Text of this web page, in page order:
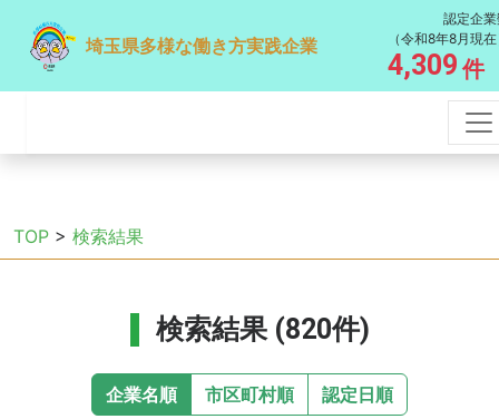
埼玉県多様な働き方実践企業
認定企
（令和8年8月現
4,309 件
TOP > 検索結果
検索結果 (820件)
企業名順 市区町村順 認定日順